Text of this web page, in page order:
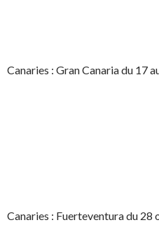
Canaries : Gran Canaria du 17
Canaries : Fuerteventura du